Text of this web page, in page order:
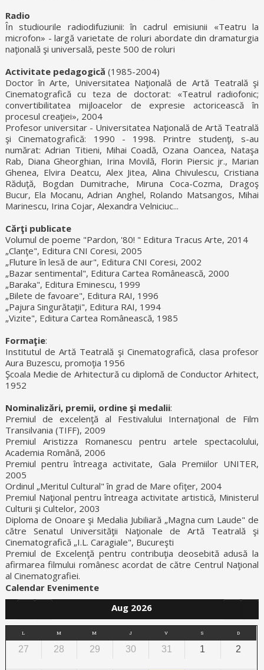
Radio
În studiourile radiodifuziunii: în cadrul emisiunii «Teatru la
microfon» - largă varietate de roluri abordate din dramaturgia
naţională şi universală, peste 500 de roluri
Activitate pedagogică (1985-2004)
Doctor în Arte, Universitatea Naţională de Artă Teatrală şi
Cinematografică cu teza de doctorat: «Teatrul radiofonic;
convertibilitatea mijloacelor de expresie actoricească în
procesul creaţiei», 2004
Profesor universitar - Universitatea Naţională de Artă Teatrală
şi Cinematografică: 1990 - 1998. Printre studenţi, s-au
numărat: Adrian Titieni, Mihai Coadă, Ozana Oancea, Nataşa
Rab, Diana Gheorghian, Irina Movilă, Florin Piersic jr., Marian
Ghenea, Elvira Deatcu, Alex Jitea, Alina Chivulescu, Cristiana
Răduţă, Bogdan Dumitrache, Miruna Coca-Cozma, Dragoş
Bucur, Ela Mocanu, Adrian Anghel, Rolando Matsangos, Mihai
Marinescu, Irina Cojar, Alexandra Velniciuc...
Cărţi publicate
Volumul de poeme "Pardon, '80! " Editura Tracus Arte, 2014
„Clanţe", Editura CNI Coresi, 2005
„Fluture în lesă de aur", Editura CNI Coresi, 2002
„Bazar sentimental", Editura Cartea Românească, 2000
„Baraka", Editura Eminescu, 1999
„Bilete de favoare", Editura RAI, 1996
„Pajura Singurătaţii", Editura RAI, 1994
„Vizite", Editura Cartea Românească, 1985
Formaţie:
Institutul de Artă Teatrală şi Cinematografică, clasa profesor
Aura Buzescu, promoţia 1956
Şcoala Medie de Arhitectură cu diplomă de Conductor Arhitect,
1952
Nominalizări, premii, ordine şi medalii:
Premiul de excelenţă al Festivalului Internaţional de Film
Transilvania (TIFF), 2009
Premiul Aristizza Romanescu pentru artele spectacolului,
Academia Română, 2006
Premiul pentru întreaga activitate, Gala Premiilor UNITER,
2005
Ordinul „Meritul Cultural" în grad de Mare ofiţer, 2004
Premiul Naţional pentru întreaga activitate artistică, Ministerul
Culturii şi Cultelor, 2003
Diploma de Onoare şi Medalia Jubiliară „Magna cum Laude" de
către Senatul Universităţii Naţionale de Artă Teatrală şi
Cinematografică „I.L. Caragiale", Bucureşti
Premiul de Excelenţă pentru contribuţia deosebită adusă la
afirmarea filmului românesc acordat de către Centrul Naţional
al Cinematografiei.
Calendar Evenimente
Aug 2026
L M M J V S D
27 28 29 30 31 1 2